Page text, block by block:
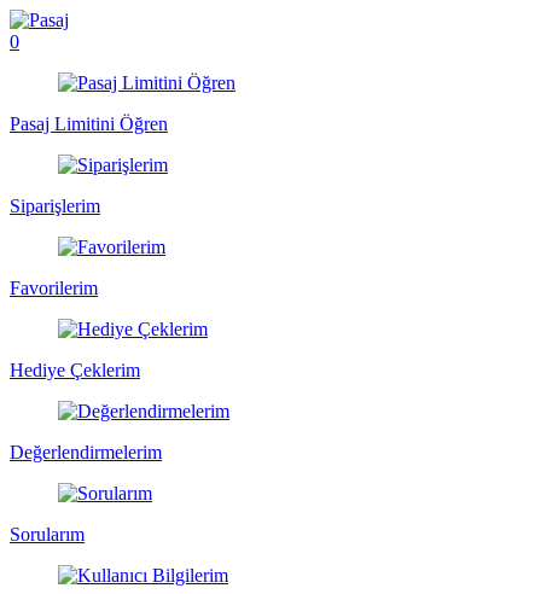
0
Pasaj Limitini Öğren
Siparişlerim
Favorilerim
Hediye Çeklerim
Değerlendirmelerim
Sorularım